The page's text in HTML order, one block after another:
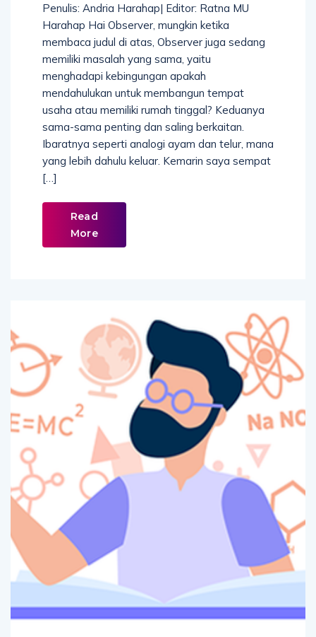
Penulis: Andria Harahap| Editor: Ratna MU
Harahap Hai Observer, mungkin ketika
membaca judul di atas, Observer juga sedang
memiliki masalah yang sama, yaitu
menghadapi kebingungan apakah
mendahulukan untuk membangun tempat
usaha atau memiliki rumah tinggal? Keduanya
sama-sama penting dan saling berkaitan.
Ibaratnya seperti analogi ayam dan telur, mana
yang lebih dahulu keluar. Kemarin saya sempat
[…]
Read
More